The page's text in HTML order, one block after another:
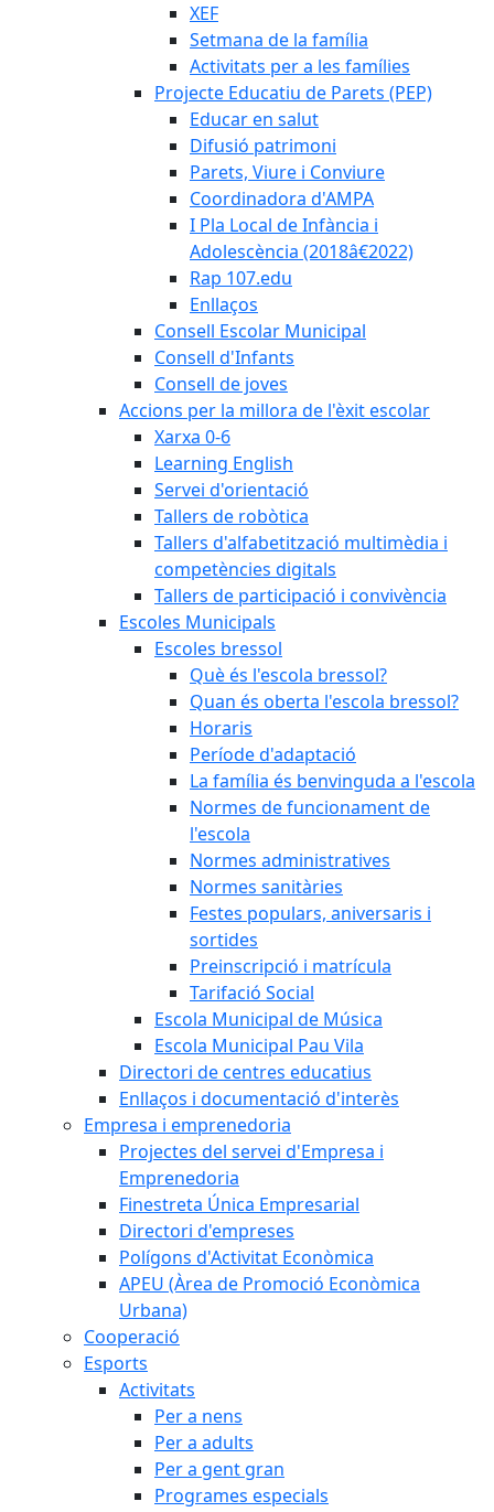
XEF
Setmana de la família
Activitats per a les famílies
Projecte Educatiu de Parets (PEP)
Educar en salut
Difusió patrimoni
Parets, Viure i Conviure
Coordinadora d'AMPA
I Pla Local de Infància i
Adolescència (2018â€2022)
Rap 107.edu
Enllaços
Consell Escolar Municipal
Consell d'Infants
Consell de joves
Accions per la millora de l'èxit escolar
Xarxa 0-6
Learning English
Servei d'orientació
Tallers de robòtica
Tallers d'alfabetització multimèdia i
competències digitals
Tallers de participació i convivència
Escoles Municipals
Escoles bressol
Què és l'escola bressol?
Quan és oberta l'escola bressol?
Horaris
Període d'adaptació
La família és benvinguda a l'escola
Normes de funcionament de
l'escola
Normes administratives
Normes sanitàries
Festes populars, aniversaris i
sortides
Preinscripció i matrícula
Tarifació Social
Escola Municipal de Música
Escola Municipal Pau Vila
Directori de centres educatius
Enllaços i documentació d'interès
Empresa i emprenedoria
Projectes del servei d'Empresa i
Emprenedoria
Finestreta Única Empresarial
Directori d'empreses
Polígons d'Activitat Econòmica
APEU (Àrea de Promoció Econòmica
Urbana)
Cooperació
Esports
Activitats
Per a nens
Per a adults
Per a gent gran
Programes especials